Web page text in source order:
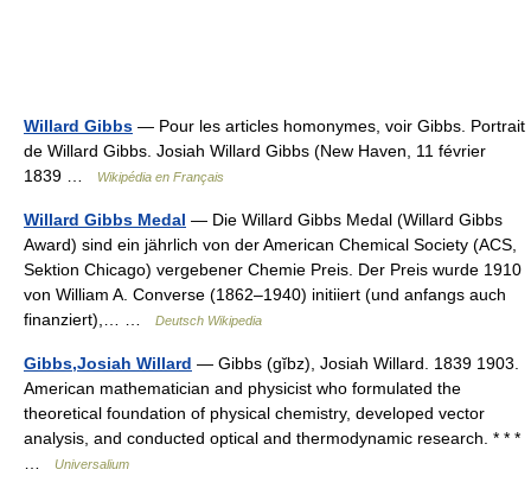
Willard Gibbs — Pour les articles homonymes, voir Gibbs. Portrait
de Willard Gibbs. Josiah Willard Gibbs (New Haven, 11 février
1839 …
Wikipédia en Français
Willard Gibbs Medal — Die Willard Gibbs Medal (Willard Gibbs
Award) sind ein jährlich von der American Chemical Society (ACS,
Sektion Chicago) vergebener Chemie Preis. Der Preis wurde 1910
von William A. Converse (1862–1940) initiiert (und anfangs auch
finanziert),… …
Deutsch Wikipedia
Gibbs,Josiah Willard — Gibbs (gĭbz), Josiah Willard. 1839 1903.
American mathematician and physicist who formulated the
theoretical foundation of physical chemistry, developed vector
analysis, and conducted optical and thermodynamic research. * * *
Universalium